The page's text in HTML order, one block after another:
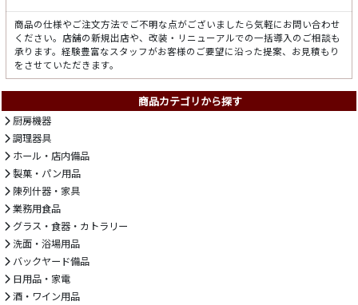
商品の仕様やご注文方法でご不明な点がございましたら気軽にお問い合わせ
ください。店舗の新規出店や、改装・リニューアルでの一括導入のご相談も
承ります。経験豊富なスタッフがお客様のご要望に沿った提案、お見積もり
をさせていただきます。
商品カテゴリから探す
厨房機器
調理器具
ホール・店内備品
製菓・パン用品
陳列什器・家具
業務用食品
グラス・食器・カトラリー
洗面・浴場用品
バックヤード備品
日用品・家電
酒・ワイン用品